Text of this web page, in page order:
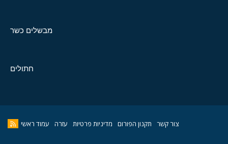
מבשלים כשר
חתולים
צור קשר תקנון הפורום מדיניות פרטיות עזרה עמוד ראשי